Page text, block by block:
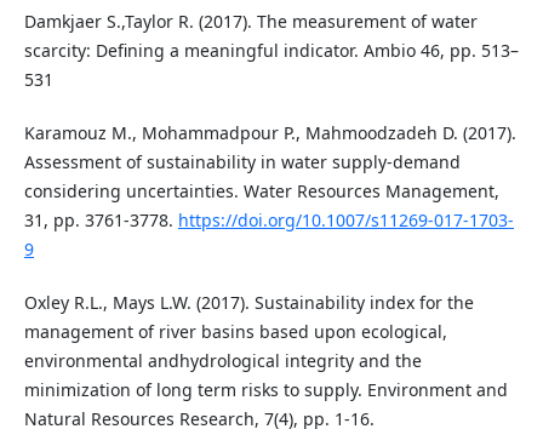
Damkjaer S.,Taylor R. (2017). The measurement of water
scarcity: Defining a meaningful indicator. Ambio 46, pp. 513–
531
Karamouz M., Mohammadpour P., Mahmoodzadeh D. (2017).
Assessment of sustainability in water supply-demand
considering uncertainties. Water Resources Management,
31, pp. 3761-3778. https://doi.org/10.1007/s11269-017-1703-
9
Oxley R.L., Mays L.W. (2017). Sustainability index for the
management of river basins based upon ecological,
environmental andhydrological integrity and the
minimization of long term risks to supply. Environment and
Natural Resources Research, 7(4), pp. 1-16.